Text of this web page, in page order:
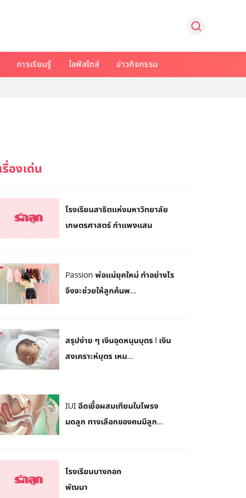
การเรียนรู้ ไลฟ์สไตล์ ข่าวกิจกรรม
โรงเรียนสาธิตแห่งมหาวิทยาลัย
เกษตรศาสตร์ กำแพงแสน
Passion พ่อแม่ยุคใหม่ ทำอย่างไร
จึงจะช่วยให้ลูกค้นพ...
สรุปง่าย ๆ เงินอุดหนุนบุตร l เงิน
สงเคราะห์บุตร เหม...
IUI ฉีดเชื้อผสมเทียมในโพรง
มดลูก ทางเลือกของคนมีลูก...
โรงเรียนบางกอก
พัฒนา